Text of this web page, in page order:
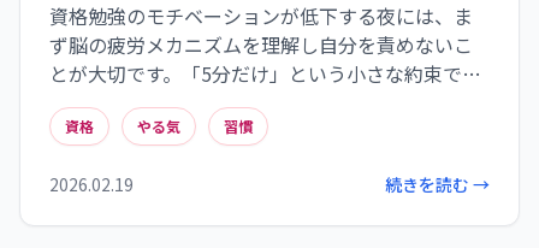
資格勉強のモチベーションが低下する夜には、ま
ず脳の疲労メカニズムを理解し自分を責めないこ
とが大切です。「5分だけ」という小さな約束で始
める儀式を設け、誘惑と摩擦をゼロにした学習環
境を整えましょう。さらに、次回の学習への橋渡
学習をサポートします。これらの小さな習慣が、夜
の微弱なやる気を最大限に活かし、資格取得への
資格 やる気 習慣
2026.02.19 続きを読む →